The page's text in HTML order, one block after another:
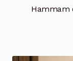
Hammam